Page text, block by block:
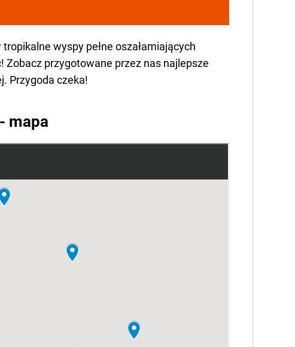
wyspy pełne oszałamiających
Zobacz przygotowane przez nas najlepsze
Przygoda czeka!
mapa